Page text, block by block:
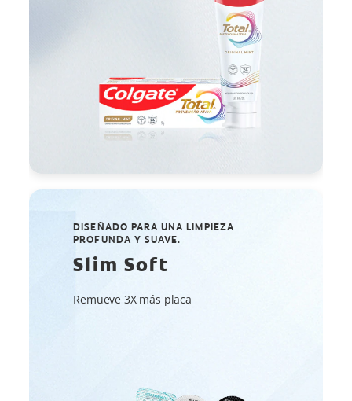
DISEÑADO PARA UNA LIMPIEZA
PROFUNDA Y SUAVE.
Slim Soft
Remueve 3X más placa